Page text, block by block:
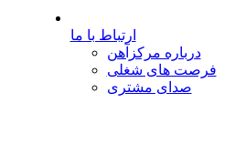
ارتباط با ما
درباره مرکزآهن
فرصت های شغلی
صدای مشتری